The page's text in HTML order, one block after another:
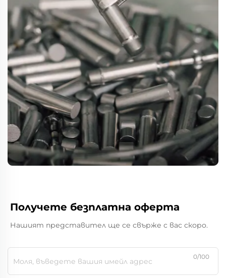
Получете безплатна оферта
Нашият представител ще се свърже с вас скоро.
0/100